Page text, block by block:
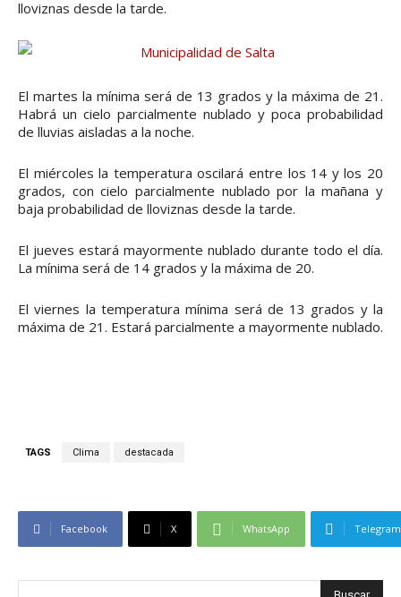
lloviznas desde la tarde.
El martes la mínima será de 13 grados y la máxima de 21.
Habrá un cielo parcialmente nublado y poca probabilidad
de lluvias aisladas a la noche.
El miércoles la temperatura oscilará entre los 14 y los 20
grados, con cielo parcialmente nublado por la mañana y
baja probabilidad de lloviznas desde la tarde.
El jueves estará mayormente nublado durante todo el día.
La mínima será de 14 grados y la máxima de 20.
El viernes la temperatura mínima será de 13 grados y la
máxima de 21. Estará parcialmente a mayormente nublado.
TAGS Clima destacada
Facebook X WhatsApp Telegram